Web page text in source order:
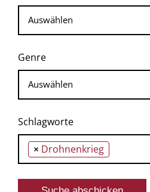
Genre
Schlagworte
× Drohnenkrieg